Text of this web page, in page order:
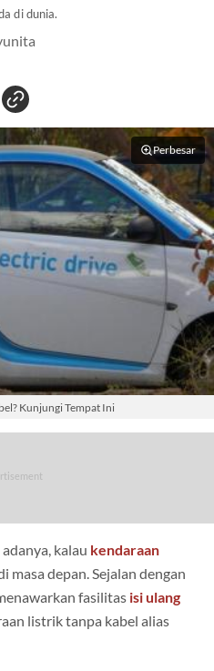
di dunia.
Perbesar
Kunjungi Tempat Ini
kalau kendaraan
masa depan. Sejalan dengan
fasilitas isi ulang
listrik tanpa kabel alias